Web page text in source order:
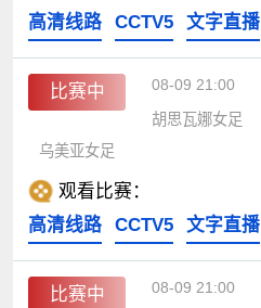
高清线路
CCTV5 文字直播
比赛中 08-09 21:00
胡思瓦娜女足
乌美亚女足
观看比赛：
高清线路
CCTV5 文字直播
比赛中 08-09 21:00